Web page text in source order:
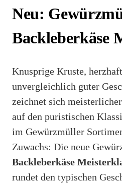
Neu:
Backleberkäse
Knusprige Kruste,
unvergleichlich guter
zeichnet sich
auf den puristischen
im Gewürzmüller
Zuwachs: Die neue
Backleberkäse
rundet den typischen